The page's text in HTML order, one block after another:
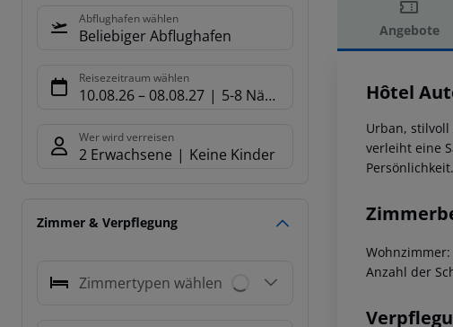
Abflughafen wählen
Beliebiger Abflughafen
Reisezeitraum wählen
10.08.26– 08.08.27 5-8 Nächte
Wer wird verreisen
2 Erwachsene Keine Kinder
Zimmer & Verpflegung
Zimmertypen wählen
Angebote
Hôtel
Urban,
verleiht eine
Anzahl der